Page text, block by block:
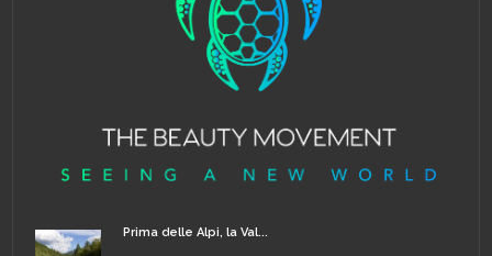
Prima delle Alpi, la Val...